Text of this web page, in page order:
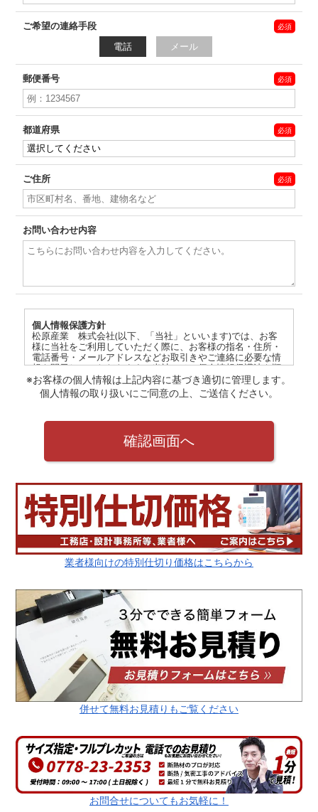
ご希望の連絡手段
電話
メール
郵便番号
都道府県
ご住所
お問い合わせ内容
個人情報保護方針
松原産業 株式会社(以下、「当社」といいます)では、お客
様に当社をご利用していただく際に、お客様の指名・住所・
電話番号・メールアドレスなどお取引きやご連絡に必要な情
報を開示していただきます。当社では、個人情報保護法を順
守し、このプライバシーポリシーにのっとって個人情報を取
り扱います。
用します。1）お客様への商品発送および代金の請求のため
2）お客様に当サイトが行うキャンペーンや商品・サービスの
ご案内をするため 3）当サイトのサービス改善を行うため
4）お客様からのご要望やお問合せに対する回答をするため。
※お客様の個人情報は上記内容に基づき適切に管理します。
個人情報の取り扱いにご同意の上、ご送信ください。
確認画面へ
業者様向けの特別仕切り価格はこちらから
併せて無料お見積りもご覧ください
お問合せについてもお気軽に！